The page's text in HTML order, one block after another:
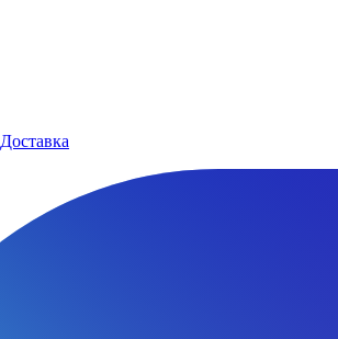
Доставка